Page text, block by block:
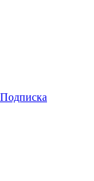
Подписка